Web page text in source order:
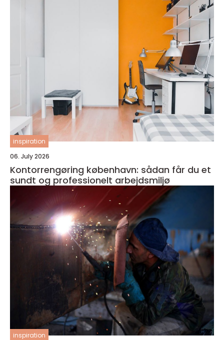
inspiration
06. July 2026
Kontorrengøring københavn: sådan får du et
sundt og professionelt arbejdsmiljø
inspiration